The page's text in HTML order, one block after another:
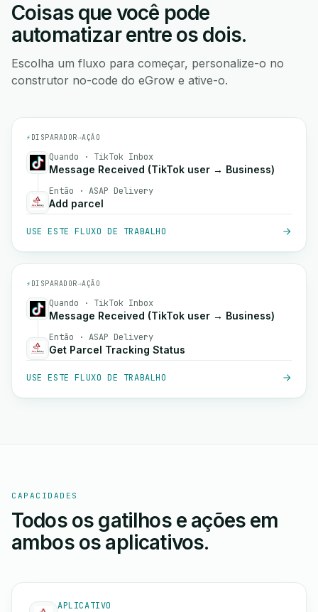
Coisas que você pode
automatizar entre os dois.
Escolha um fluxo para começar, personalize-o no
construtor no-code do eGrow e ative-o.
⚡ DISPARADOR→AÇÃO
Quando · TikTok Inbox
Message Received (TikTok user → Business)
Então · ASAP Delivery
Add parcel
USE ESTE FLUXO DE TRABALHO
⚡ DISPARADOR→AÇÃO
Quando · TikTok Inbox
Message Received (TikTok user → Business)
Então · ASAP Delivery
Get Parcel Tracking Status
USE ESTE FLUXO DE TRABALHO
CAPACIDADES
Todos os gatilhos e ações em
ambos os aplicativos.
APLICATIVO